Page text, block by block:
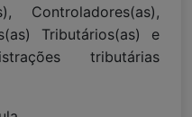
Controladores(as),
Tributários(as) e
tributárias